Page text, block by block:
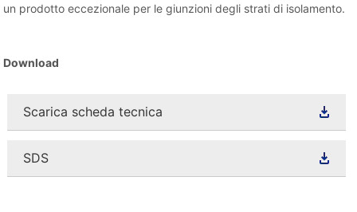
un prodotto eccezionale per le giunzioni degli strati di isolamento.
Download
Scarica scheda tecnica
SDS